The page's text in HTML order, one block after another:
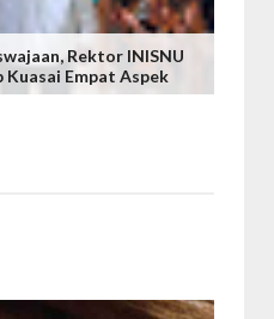
Rektor INISNU
Empat Aspek